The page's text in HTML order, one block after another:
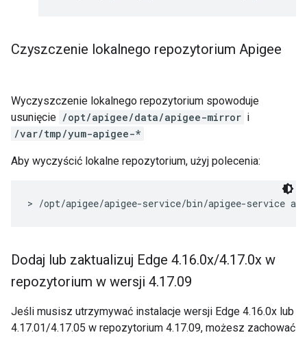
Czyszczenie lokalnego repozytorium Apigee
Wyczyszczenie lokalnego repozytorium spowoduje
usunięcie /opt/apigee/data/apigee-mirror i
/var/tmp/yum-apigee-*
Aby wyczyścić lokalne repozytorium, użyj polecenia:
> /opt/apigee/apigee-service/bin/apigee-service
Dodaj lub zaktualizuj Edge 4.16.0x/4.17.0x w
repozytorium w wersji 4.17.09
Jeśli musisz utrzymywać instalacje wersji Edge 4.16.0x lub
4.17.01/4.17.05 w repozytorium 4.17.09, możesz zachować